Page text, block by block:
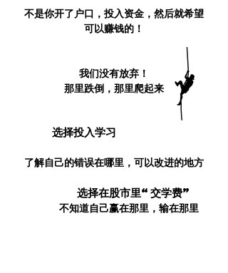
不是你开了户口，投入资金，然后就希望
可以赚钱的！
我们没有放弃！
那里跌倒，那里爬起来
选择投入学习
了解自己的错误在哪里，可以改进的地方
选择在股市里“交学费”
不知道自己赢在那里，输在那里